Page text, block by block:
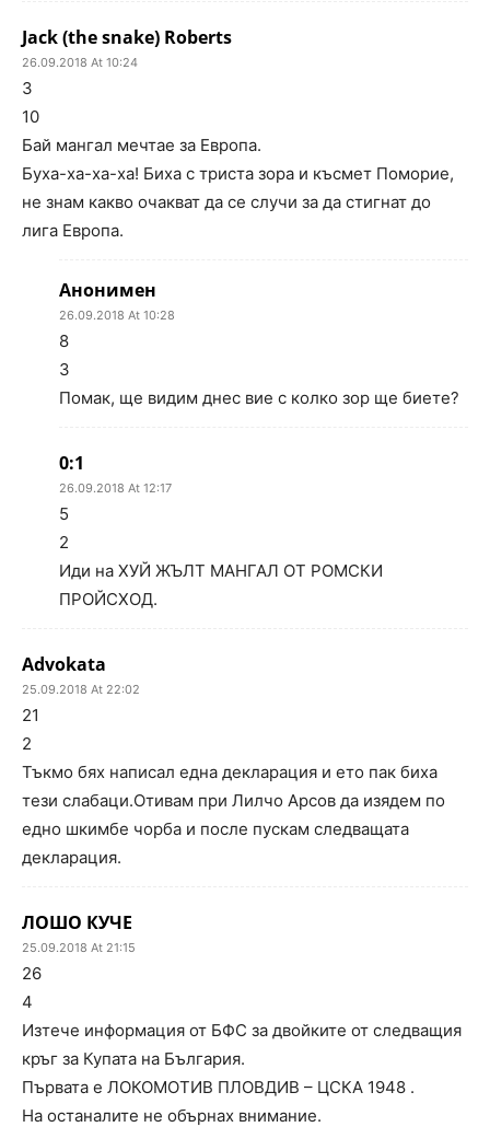
Jack (the snake) Roberts
26.09.2018 At 10:24
3
10
Бай мангал мечтае за Европа.
Буха-ха-ха-ха! Биха с триста зора и късмет Поморие,
не знам какво очакват да се случи за да стигнат до
лига Европа.
Анонимен
26.09.2018 At 10:28
8
3
Помак, ще видим днес вие с колко зор ще биете?
0:1
26.09.2018 At 12:17
5
2
Иди на ХУЙ ЖЪЛТ МАНГАЛ ОТ РОМСКИ
ПРОЙСХОД.
Advokata
25.09.2018 At 22:02
21
2
Тъкмо бях написал една декларация и ето пак биха
тези слабаци.Отивам при Лилчо Арсов да изядем по
едно шкимбе чорба и после пускам следващата
декларация.
ЛОШО КУЧЕ
25.09.2018 At 21:15
26
4
Изтече информация от БФС за двойките от следващия
кръг за Купата на България.
Първата е ЛОКОМОТИВ ПЛОВДИВ – ЦСКА 1948 .
На останалите не обърнах внимание.